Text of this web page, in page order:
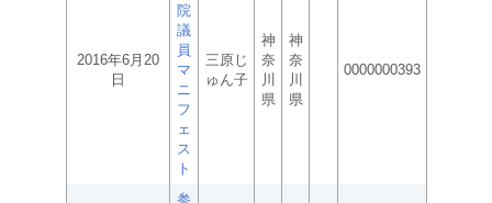
2016年6月20
日
院
議
員
マ
ニ
フ
ェ
ス
ト
三原じ
ゅん子
神
奈
川
県
神
奈
川
県
0000000393
参